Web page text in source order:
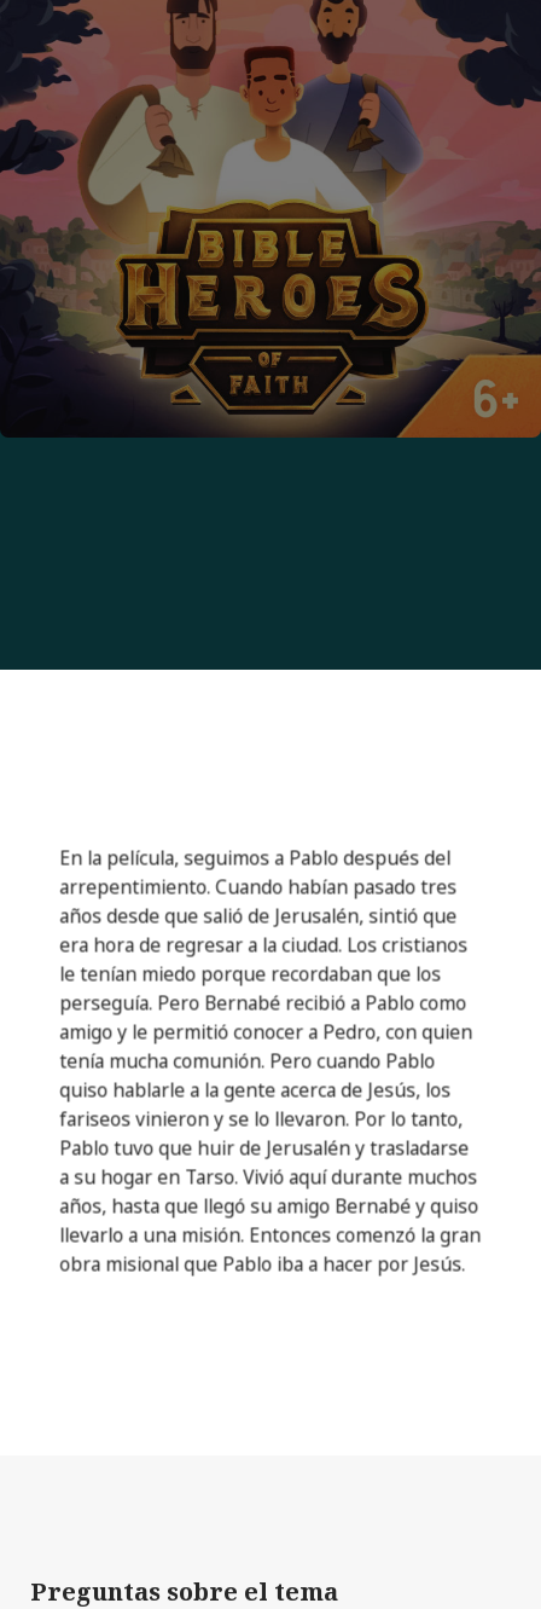
En la película, seguimos a Pablo después del
arrepentimiento. Cuando habían pasado tres
años desde que salió de Jerusalén, sintió que
era hora de regresar a la ciudad. Los cristianos
le tenían miedo porque recordaban que los
perseguía. Pero Bernabé recibió a Pablo como
amigo y le permitió conocer a Pedro, con quien
tenía mucha comunión. Pero cuando Pablo
quiso hablarle a la gente acerca de Jesús, los
fariseos vinieron y se lo llevaron. Por lo tanto,
Pablo tuvo que huir de Jerusalén y trasladarse
a su hogar en Tarso. Vivió aquí durante muchos
años, hasta que llegó su amigo Bernabé y quiso
llevarlo a una misión. Entonces comenzó la gran
obra misional que Pablo iba a hacer por Jesús.
Preguntas sobre el tema